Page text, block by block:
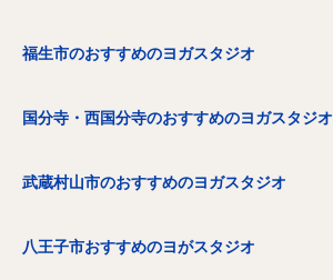
福生市のおすすめのヨガスタジオ
国分寺・西国分寺のおすすめのヨガスタジオ
武蔵村山市のおすすめのヨガスタジオ
八王子市おすすめのヨがスタジオ